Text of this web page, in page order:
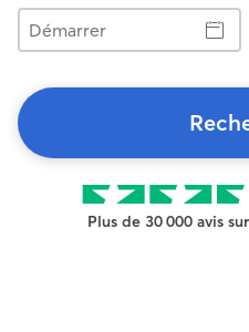
Démarrer
Plus de 30 000 avis sur